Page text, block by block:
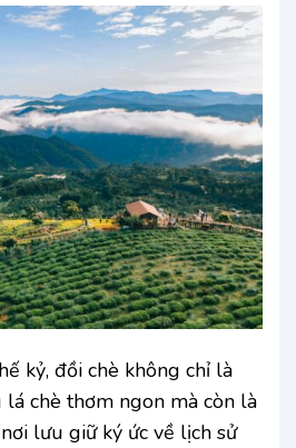
kỷ, đồi chè không chỉ là
chè thơm ngon mà còn là
lưu giữ ký ức về lịch sử